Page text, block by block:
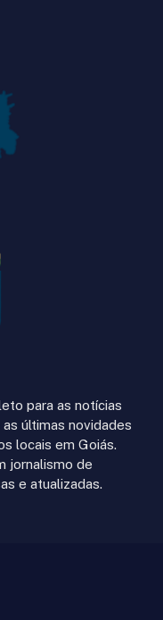
para as notícias
últimas novidades
locais em Goiás.
jornalismo de
e atualizadas.